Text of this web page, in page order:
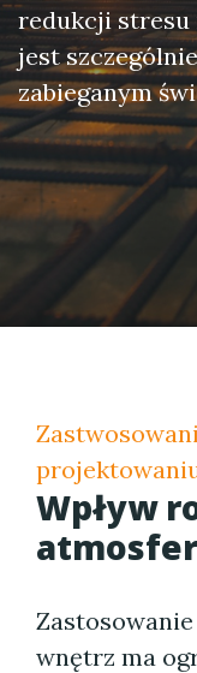
redukcji stresu
jest
zabieganym
Wpływ
wnętrz ma